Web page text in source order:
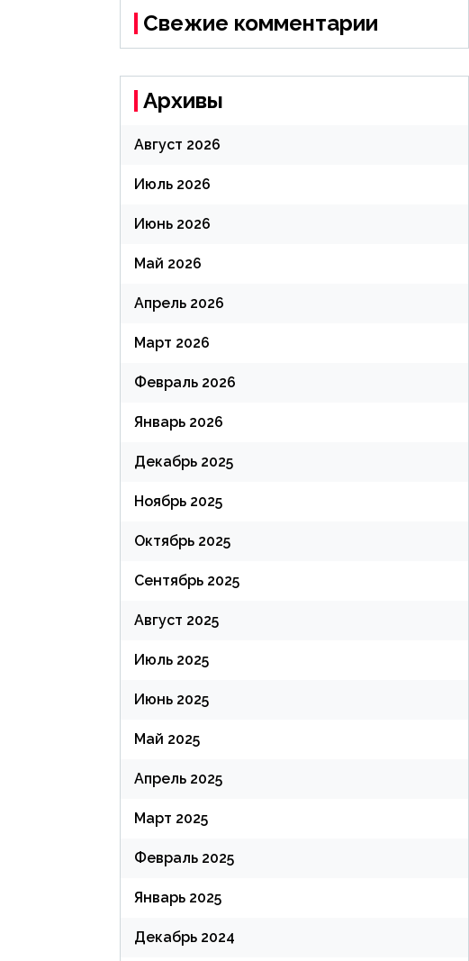
Свежие комментарии
Архивы
Август 2026
Июль 2026
Июнь 2026
Май 2026
Апрель 2026
Март 2026
Февраль 2026
Январь 2026
Декабрь 2025
Ноябрь 2025
Октябрь 2025
Сентябрь 2025
Август 2025
Июль 2025
Июнь 2025
Май 2025
Апрель 2025
Март 2025
Февраль 2025
Январь 2025
Декабрь 2024